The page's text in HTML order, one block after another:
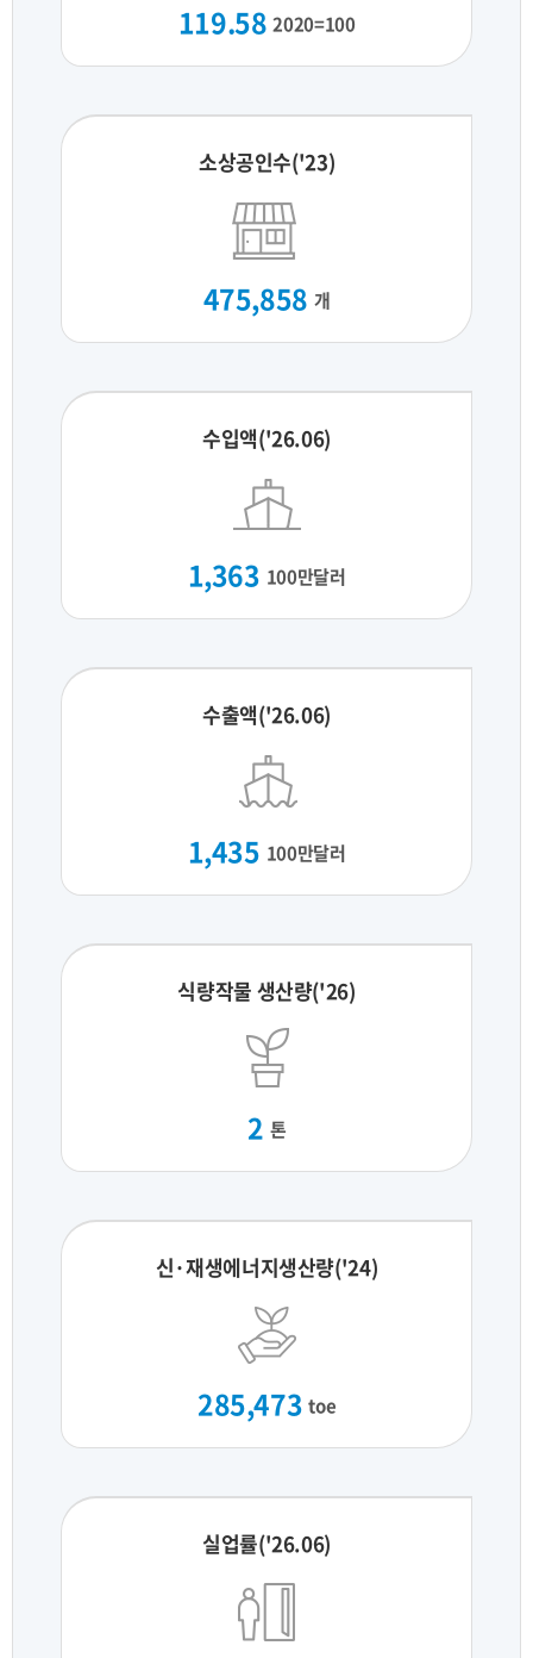
119.58 2020=100
소상공인수('23)
475,858 개
수입액('26.06)
1,363 100만달러
수출액('26.06)
1,435 100만달러
식량작물 생산량('26)
2 톤
신·재생에너지생산량('24)
285,473 toe
실업률('26.06)